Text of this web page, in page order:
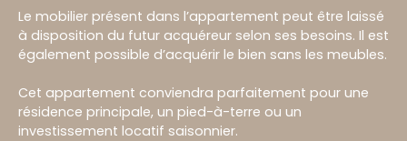
Le mobilier présent dans l’appartement peut être laissé
à disposition du futur acquéreur selon ses besoins. Il est
également possible d’acquérir le bien sans les meubles.
Cet appartement conviendra parfaitement pour une
résidence principale, un pied-à-terre ou un
investissement locatif saisonnier.